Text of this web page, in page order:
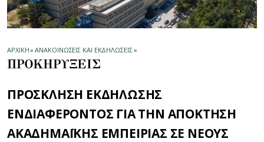
ΑΡΧΙΚΗ» ΑΝΑΚΟΙΝΩΣΕΙΣ ΚΑΙ ΕΚΔΗΛΩΣΕΙΣ»
ΠΡΟΚΗΡΥΞΕΙΣ
ΠΡΟΣΚΛΗΣΗ ΕΚΔΗΛΩΣΗΣ
ΕΝΔΙΑΦΕΡΟΝΤΟΣ ΓΙΑ ΤΗΝ ΑΠΟΚΤΗΣΗ
ΑΚΑΔΗΜΑΪΚΗΣ ΕΜΠΕΙΡΙΑΣ ΣΕ ΝΕΟΥΣ